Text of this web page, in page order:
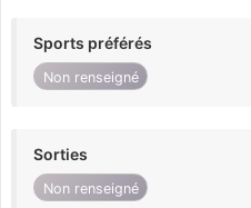
Sports préférés
Non renseigné
Sorties
Non renseigné